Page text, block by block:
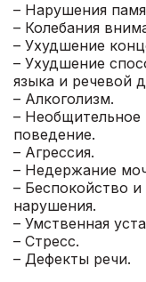
– Нарушения
– Колебания
– Ухудшение
– Ухудшение
языка и речевой
– Алкоголизм.
– Необщительное
поведение.
– Агрессия.
– Недержание
– Беспокойство
нарушения.
– Умственная
– Стресс.
– Дефекты речи.